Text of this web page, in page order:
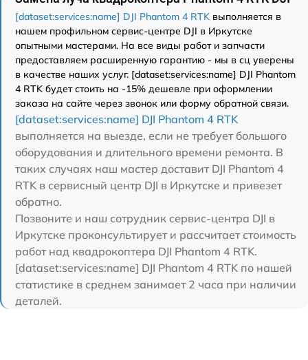
[dataset:services:name] DJI Phantom 4 RTK выполняется в
нашем профильном сервис-центре DJI в Иркутске
опытными мастерами. На все виды работ и запчасти
предоставляем расширенную гарантию - мы в сц уверены
в качестве наших услуг. [dataset:services:name] DJI Phantom
4 RTK будет стоить на -15% дешевле при оформлении
заказа на сайте через звонок или форму обратной связи.
[dataset:services:name] DJI Phantom 4 RTK
выполняется на выезде, если не требует большого
оборудования и длительного времени ремонта. В
таких случаях наш мастер доставит DJI Phantom 4
RTK в сервисный центр DJI в Иркутске и привезет
обратно.
Позвоните и наш сотрудник сервис-центра DJI в
Иркутске проконсультирует и рассчитает стоимость
работ над квадрокоптера DJI Phantom 4 RTK.
[dataset:services:name] DJI Phantom 4 RTK по нашей
статистике в среднем занимает 2 часа при наличии
деталей.